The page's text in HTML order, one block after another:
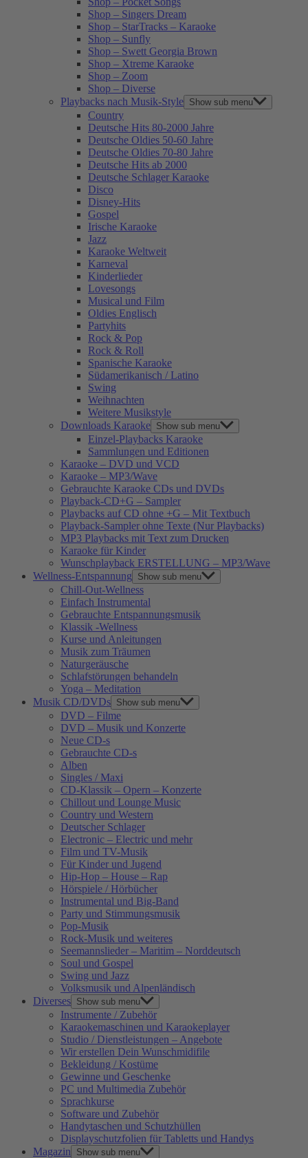
Shop – Singers Dream
Shop – StarTracks – Karaoke
Shop – Sunfly
Shop – Swett Georgia Brown
Shop – Xtreme Karaoke
Shop – Zoom
Shop – Diverse
Playbacks nach Musik-Style Show sub menu
Country
Deutsche Hits 80-2000 Jahre
Deutsche Oldies 50-60 Jahre
Deutsche Oldies 70-80 Jahre
Deutsche Hits ab 2000
Deutsche Schlager Karaoke
Disco
Disney-Hits
Gospel
Irische Karaoke
Jazz
Karaoke Weltweit
Karneval
Kinderlieder
Lovesongs
Musical und Film
Oldies Englisch
Partyhits
Rock & Pop
Rock & Roll
Spanische Karaoke
Südamerikanisch / Latino
Swing
Weihnachten
Weitere Musikstyle
Downloads Karaoke Show sub menu
Einzel-Playbacks Karaoke
Sammlungen und Editionen
Karaoke – DVD und VCD
Karaoke – MP3/Wave
Gebrauchte Karaoke CDs und DVDs
Playback-CD+G – Sampler
Playbacks auf CD ohne +G – Mit Textbuch
Playback-Sampler ohne Texte (Nur Playbacks)
MP3 Playbacks mit Text zum Drucken
Karaoke für Kinder
Wunschplayback ERSTELLUNG – MP3/Wave
Wellness-Entspannung
Show sub menu
Chill-Out-Wellness
Einfach Instrumental
Gebrauchte Entspannungsmusik
Klassik -Wellness
Kurse und Anleitungen
Musik zum Träumen
Naturgeräusche
Schlafstörungen behandeln
Yoga – Meditation
Musik CD/DVDs Show sub menu
DVD – Filme
DVD – Musik und Konzerte
Neue CD-s
Gebrauchte CD-s
Alben
Singles / Maxi
CD-Klassik – Opern – Konzerte
Chillout und Lounge Music
Country und Western
Deutscher Schlager
Electronic – Electric und mehr
Film und TV-Musik
Für Kinder und Jugend
Hip-Hop – House – Rap
Hörspiele / Hörbücher
Instrumental und Big-Band
Party und Stimmungsmusik
Pop-Musik
Rock-Musik und weiteres
Seemannslieder – Maritim – Norddeutsch
Soul und Gospel
Swing und Jazz
Volksmusik und Alpenländisch
Diverses Show sub menu
Instrumente / Zubehör
Karaokemaschinen und Karaokeplayer
Studio / Dienstleistungen – Angebote
Wir erstellen Dein Wunschmidifile
Bekleidung / Kostüme
Gewinne und Geschenke
PC und Multimedia Zubehör
Sprachkurse
Software und Zubehör
Handytaschen und Schutzhüllen
Displayschutzfolien für Tabletts und Handys
Magazin
Show sub menu